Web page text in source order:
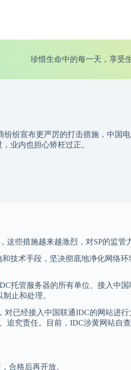
珍惜生命中的每一天，享受
纷宣布更严厉的打击措施，中国
业内也担心矫枉过正。
些措施越来越激烈，对SP的监管
技术手段，坚决彻底地净化网络
托管服务器的所有单位、接入中
止和处理。
已经接入中国联通IDC的网站进
究责任。目前，IDC涉黄网站自
合格后再开放。